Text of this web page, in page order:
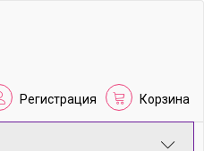
Регистрация Корзина